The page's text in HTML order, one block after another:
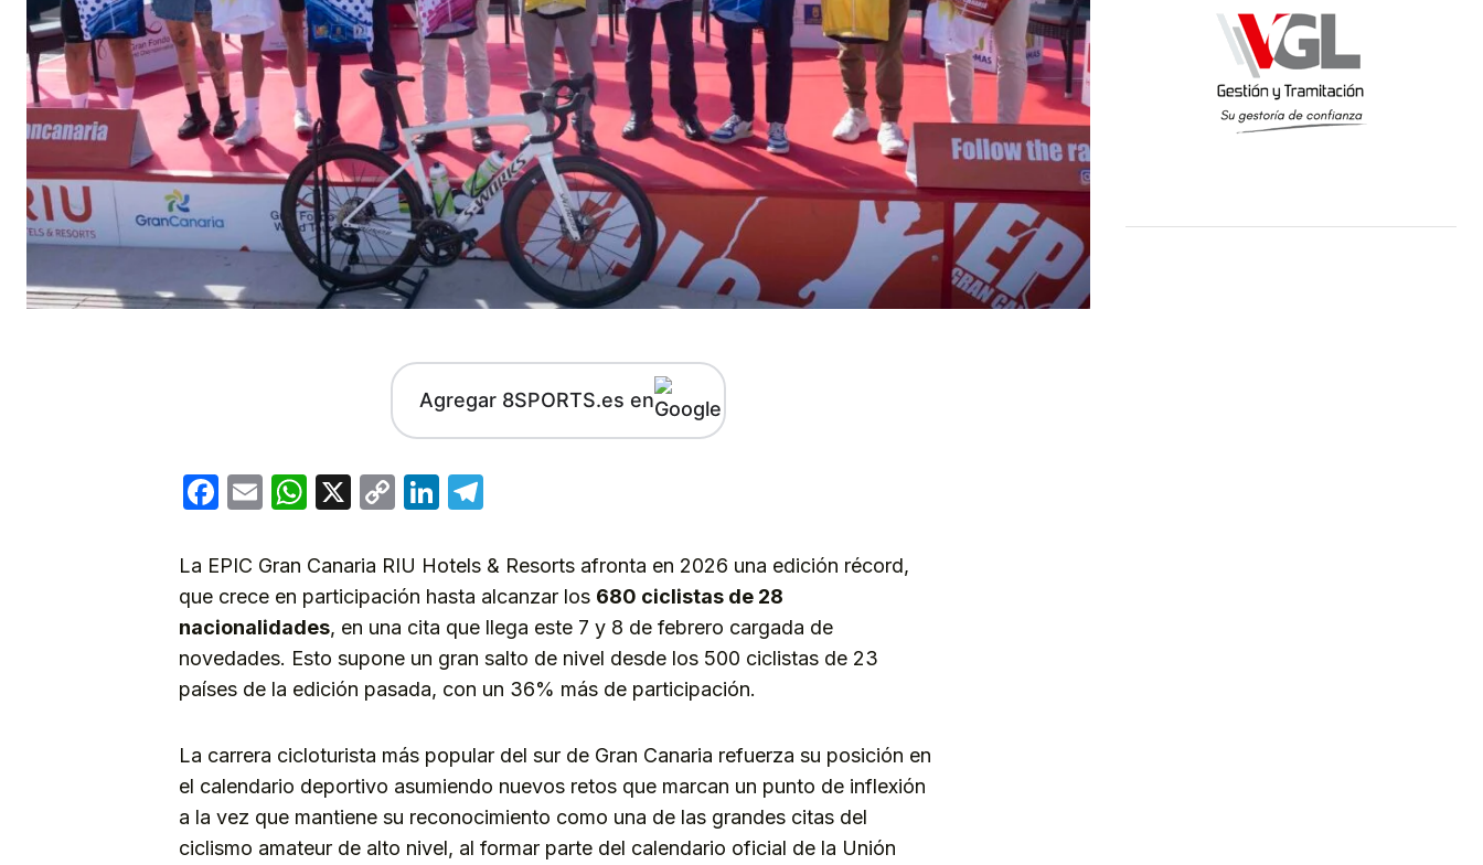
Agregar 8SPORTS.es en
Facebook
EmailWhatsApp
X
CopyLinkedIn
La EPIC Gran Canaria RIU Hotels & Resorts afronta en 2026 una edición récord,
que crece en participación hasta alcanzar los 680 ciclistas de 28
nacionalidades, en una cita que llega este 7 y 8 de febrero cargada de
novedades. Esto supone un gran salto de nivel desde los 500 ciclistas de 23
países de la edición pasada, con un 36% más de participación.
La carrera cicloturista más popular del sur de Gran Canaria refuerza su posición en
el calendario deportivo asumiendo nuevos retos que marcan un punto de inflexión
a la vez que mantiene su reconocimiento como una de las grandes citas del
ciclismo amateur de alto nivel, al formar parte del calendario oficial de la Unión